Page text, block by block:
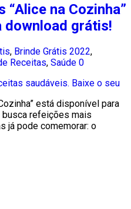
“Alice na Cozinha”
download grátis!
, Brinde Grátis 2022,
Receitas, Saúde 0
está disponível para
refeições mais
já pode comemorar: o